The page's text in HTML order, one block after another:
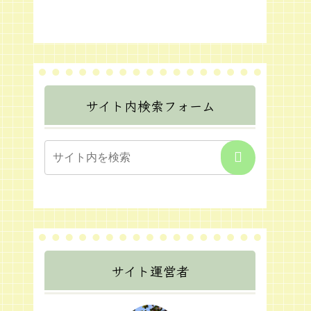
サイト内検索フォーム
サイト運営者